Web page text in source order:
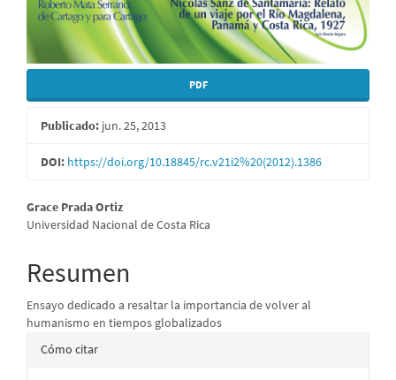
PDF
Publicado: jun. 25, 2013
DOI: https://doi.org/10.18845/rc.v21i2%20(2012).1386
Contenido
principal
del
artículo
Grace Prada Ortiz
Universidad Nacional de Costa Rica
Resumen
Ensayo dedicado a resaltar la importancia de volver al
humanismo en tiempos globalizados
Detalles
Cómo citar